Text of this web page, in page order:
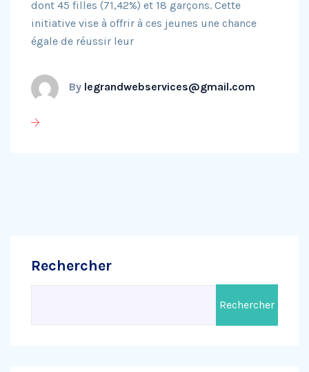
dont 45 filles (71,42%) et 18 garçons. Cette
initiative vise à offrir à ces jeunes une chance
égale de réussir leur
By legrandwebservices@gmail.com
Rechercher
Rechercher